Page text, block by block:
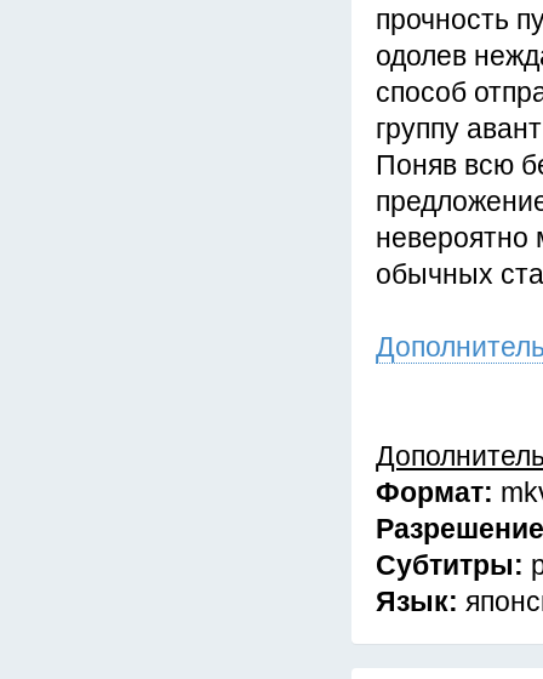
прочность
одолев
способ
группу
Поняв всю
невероятно
обычных
Формат:
Субтитры:
Язык: